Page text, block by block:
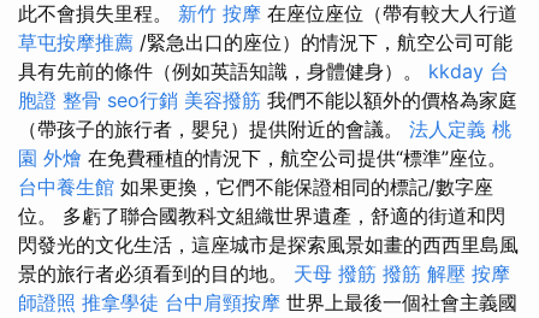
此不會損失里程。 新竹 按摩 在座位座位（帶有較大人行道
草屯按摩推薦 /緊急出口的座位）的情況下，航空公司可能
具有先前的條件（例如英語知識，身體健身）。 kkday 台
胞證 整骨 seo行銷 美容撥筋 我們不能以額外的價格為家庭
（帶孩子的旅行者，嬰兒）提供附近的會議。 法人定義 桃
園 外燴 在免費種植的情況下，航空公司提供“標準”座位。
台中養生館 如果更換，它們不能保證相同的標記/數字座
位。 多虧了聯合國教科文組織世界遺產，舒適的街道和閃
閃發光的文化生活，這座城市是探索風景如畫的西西里島風
景的旅行者必須看到的目的地。 天母 撥筋 撥筋 解壓 按摩
師證照 推拿學徒 台中肩頸按摩 世界上最後一個社會主義國